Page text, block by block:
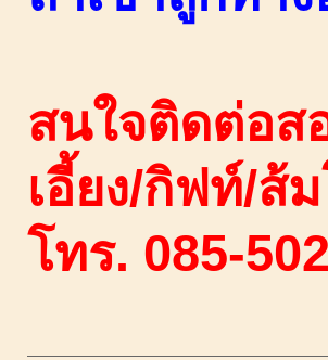
สนใจติดต่อส
เอี้ยง/กิฟท์/ส้
โทร. 085-